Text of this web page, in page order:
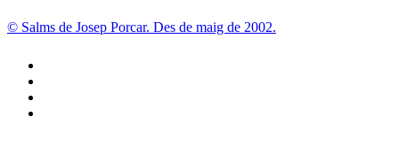
© Salms de Josep Porcar. Des de maig de 2002.